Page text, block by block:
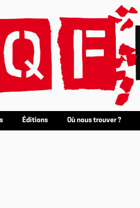
Éditions Où nous trouver ?